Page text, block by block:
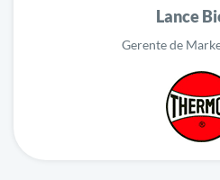
Lance
Gerente de